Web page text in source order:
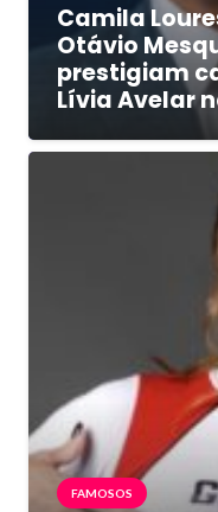
Camila
Otávio
prestigiam
Lívia Avelar
FAMOSOS